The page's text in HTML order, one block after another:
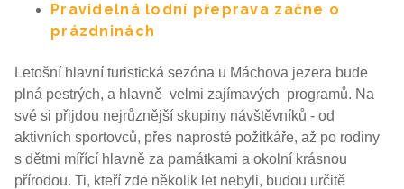
Pravidelná lodní přeprava začne o
prázdninách
Letošní hlavní turistická sezóna u Máchova jezera bude
plná pestrých, a hlavně velmi zajímavých programů. Na
své si přijdou nejrůznější skupiny návštěvníků - od
aktivních sportovců, přes naprosté požitkáře, až po rodiny
s dětmi mířící hlavně za památkami a okolní krásnou
přírodou. Ti, kteří zde několik let nebyli, budou určitě